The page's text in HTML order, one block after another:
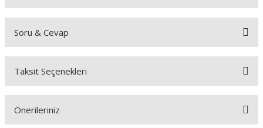
Bu ürüne ilk yorumu siz yapın!
Soru & Cevap
Ürün hakkında henüz soru sorulmamış.
Taksit Seçenekleri
Önerileriniz